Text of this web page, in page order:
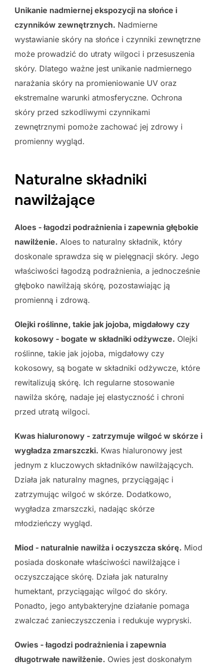
Unikanie nadmiernej ekspozycji na słońce i
czynników zewnętrznych. Nadmierne
wystawianie skóry na słońce i czynniki zewnętrzne
może prowadzić do utraty wilgoci i przesuszenia
skóry. Dlatego ważne jest unikanie nadmiernego
narażania skóry na promieniowanie UV oraz
ekstremalne warunki atmosferyczne. Ochrona
skóry przed szkodliwymi czynnikami
zewnętrznymi pomoże zachować jej zdrowy i
promienny wygląd.
Naturalne składniki
nawilżające
Aloes - łagodzi podrażnienia i zapewnia głębokie
nawilżenie. Aloes to naturalny składnik, który
doskonale sprawdza się w pielęgnacji skóry. Jego
właściwości łagodzą podrażnienia, a jednocześnie
głęboko nawilżają skórę, pozostawiając ją
promienną i zdrową.
Olejki roślinne, takie jak jojoba, migdałowy czy
kokosowy - bogate w składniki odżywcze. Olejki
roślinne, takie jak jojoba, migdałowy czy
kokosowy, są bogate w składniki odżywcze, które
rewitalizują skórę. Ich regularne stosowanie
nawilża skórę, nadaje jej elastyczność i chroni
przed utratą wilgoci.
Kwas hialuronowy - zatrzymuje wilgoć w skórze i
wygładza zmarszczki. Kwas hialuronowy jest
jednym z kluczowych składników nawilżających.
Działa jak naturalny magnes, przyciągając i
zatrzymując wilgoć w skórze. Dodatkowo,
wygładza zmarszczki, nadając skórze
młodzieńczy wygląd.
Miod - naturalnie nawilża i oczyszcza skórę. Miod
posiada doskonałe właściwości nawilżające i
oczyszczające skórę. Działa jak naturalny
humektant, przyciągając wilgoć do skóry.
Ponadto, jego antybakteryjne działanie pomaga
zwalczać zanieczyszczenia i redukuje wypryski.
Owies - łagodzi podrażnienia i zapewnia
długotrwałe nawilżenie. Owies jest doskonałym